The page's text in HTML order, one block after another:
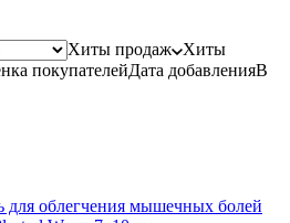
Хиты продаж
Хиты
покупателейДата добавленияВ